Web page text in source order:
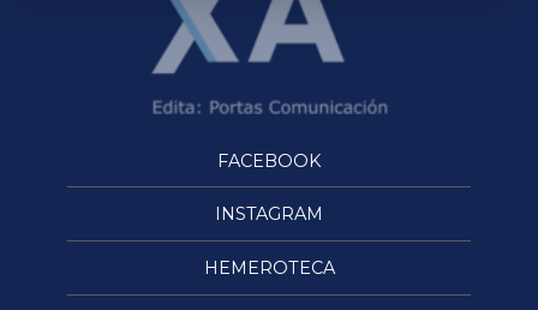
FACEBOOK
INSTAGRAM
HEMEROTECA